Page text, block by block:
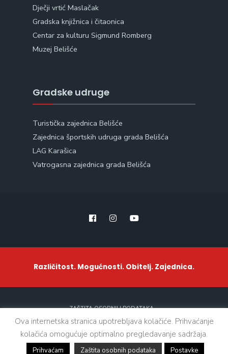
Dječji vrtić Maslačak
Gradska knjižnica i čitaonica
Centar za kulturu Sigmund Romberg
Muzej Belišće
Gradske udruge
Turistička zajednica Belišće
Zajednica športskih udruga grada Belišća
LAG Karašica
Vatrogasna zajednica grada Belišća
Različitost. Mogućnosti. Obitelj. Zajednica.
ZAŠTITA OSOBNIH PODATAKA
Sva prava zadržana. © 2021 - Grad Belišće
Ova internetska stranica upotrebljava kolačiće. Prihvaćanje
kolačića omogućuje optimalno pregledavanje sadržaja.
Prihvaćam Zaštita osobnih podataka Postavke